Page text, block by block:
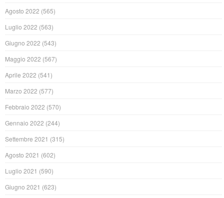
Agosto 2022 (565)
Luglio 2022 (563)
Giugno 2022 (543)
Maggio 2022 (567)
Aprile 2022 (541)
Marzo 2022 (577)
Febbraio 2022 (570)
Gennaio 2022 (244)
Settembre 2021 (315)
Agosto 2021 (602)
Luglio 2021 (590)
Giugno 2021 (623)